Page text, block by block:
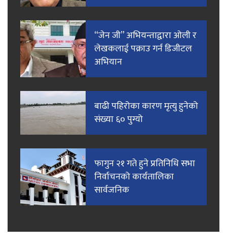
“जेन जी” अभियन्ताद्वारा ओली र
लेखकलाई पक्राउ गर्न डिजीटल
अभियान
बाढी पहिरोका कारण मृत्यु हुनेको
संख्या ६० पुग्यो
फागुन २१ गते हुने प्रतिनिधि सभा
निर्वाचनको कार्यतालिका
सार्वजनिक